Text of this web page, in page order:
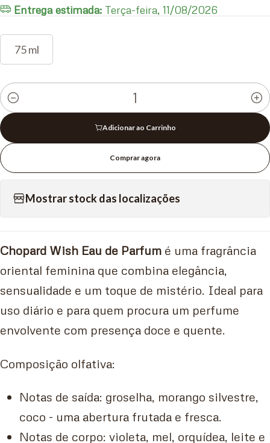
Entrega estimada: Terça-feira, 11/08/2026
75 ml
Quantidade
Adicionar ao Carrinho
Comprar agora
Mostrar stock das localizações
Chopard Wish Eau de Parfum é uma fragrância
oriental feminina que combina elegância,
sensualidade e um toque de mistério. Ideal para
uso diário e para quem procura um perfume
envolvente com presença doce e quente.
Composição olfativa:
Notas de saída: groselha, morango silvestre,
coco - uma abertura frutada e fresca.
Notas de corpo: violeta, mel, orquídea, leite e